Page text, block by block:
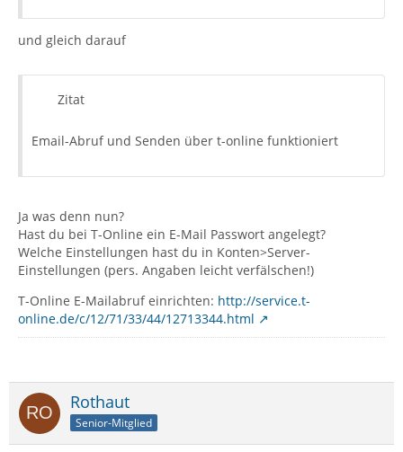
und gleich darauf
Zitat
Email-Abruf und Senden über t-online funktioniert
Ja was denn nun?
Hast du bei T-Online ein E-Mail Passwort angelegt?
Welche Einstellungen hast du in Konten>Server-
Einstellungen (pers. Angaben leicht verfälschen!)
T-Online E-Mailabruf einrichten: http://service.t-
online.de/c/12/71/33/44/12713344.html
Rothaut
Senior-Mitglied